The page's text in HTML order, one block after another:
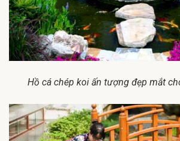
Hồ cá chép koi ấn tượng đẹp mắt